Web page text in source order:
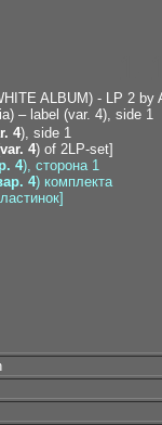
4), side 1
var. 4) of 2LP-set]
4), сторона 1
4) комплекта